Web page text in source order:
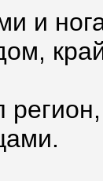
и